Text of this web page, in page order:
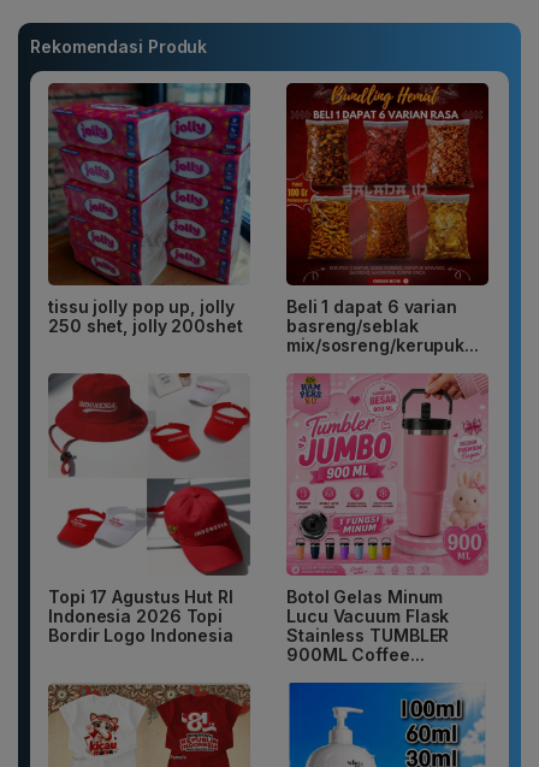
Rekomendasi Produk
tissu jolly pop up, jolly
250 shet, jolly 200shet
Beli 1 dapat 6 varian
basreng/seblak
mix/sosreng/kerupuk...
Topi 17 Agustus Hut RI
Indonesia 2026 Topi
Bordir Logo Indonesia
Botol Gelas Minum
Lucu Vacuum Flask
Stainless TUMBLER
900ML Coffee...